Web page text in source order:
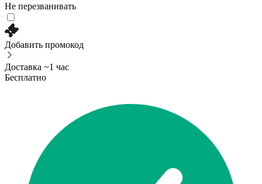
Не перезванивать
Добавить промокод
Доставка ~1 час
Бесплатно